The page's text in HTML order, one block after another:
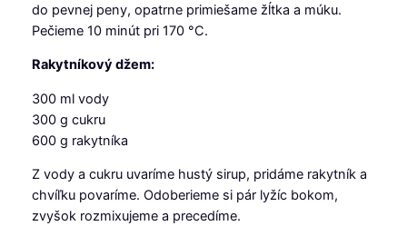
do pevnej peny, opatrne primiešame žĺtka a múku.
Pečieme 10 minút pri 170 °C.
Rakytníkový džem:
300 ml vody
300 g cukru
600 g rakytníka
Z vody a cukru uvaríme hustý sirup, pridáme rakytník a
chvíľku povaríme. Odoberieme si pár lyžíc bokom,
zvyšok rozmixujeme a precedíme.